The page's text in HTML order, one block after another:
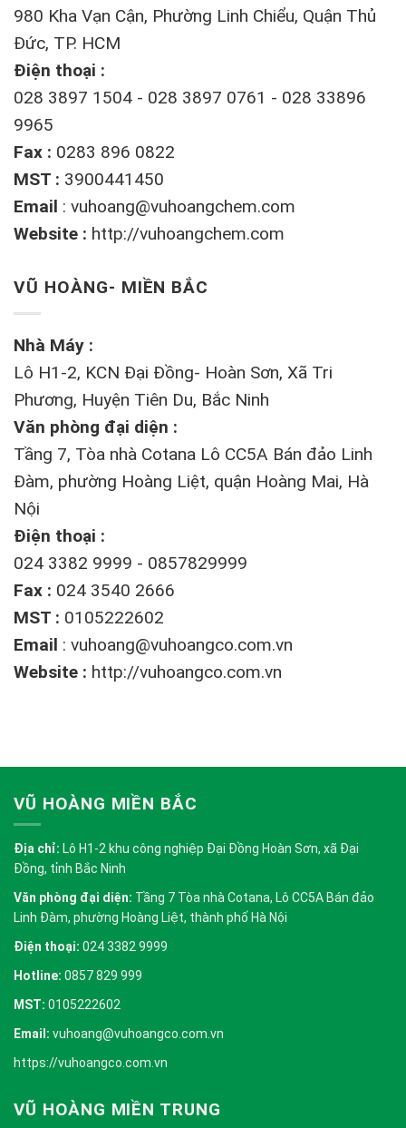
980 Kha Vạn Cận, Phường Linh Chiểu, Quận Thủ
Đức, TP. HCM
Điện thoại :
028 3897 1504 - 028 3897 0761 - 028 33896
9965
Fax : 0283 896 0822
MST : 3900441450
Email : vuhoang@vuhoangchem.com
Website : http://vuhoangchem.com
VŨ HOÀNG- MIỀN BẮC
Nhà Máy :
Lô H1-2, KCN Đại Đồng- Hoàn Sơn, Xã Tri
Phương, Huyện Tiên Du, Bắc Ninh
Văn phòng đại diện :
Tầng 7, Tòa nhà Cotana Lô CC5A Bán đảo Linh
Đàm, phường Hoàng Liệt, quận Hoàng Mai, Hà
Nội
Điện thoại :
024 3382 9999 - 0857829999
Fax : 024 3540 2666
MST : 0105222602
Email : vuhoang@vuhoangco.com.vn
Website : http://vuhoangco.com.vn
VŨ HOÀNG MIỀN BẮC
Địa chỉ: Lô H1-2 khu công nghiệp Đại Đồng Hoàn Sơn, xã Đại
Đồng, tỉnh Bắc Ninh
Văn phòng đại diện: Tầng 7 Tòa nhà Cotana, Lô CC5A Bán đảo
Linh Đàm, phường Hoàng Liệt, thành phố Hà Nội
Điện thoại: 024 3382 9999
Hotline: 0857 829 999
MST: 0105222602
Email: vuhoang@vuhoangco.com.vn
https://vuhoangco.com.vn
VŨ HOÀNG MIỀN TRUNG